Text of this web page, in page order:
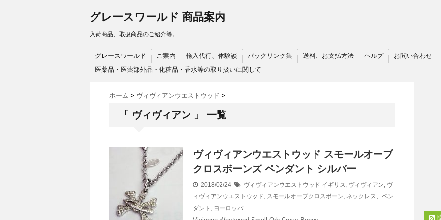
グレースワールド 商品案内
入荷商品、取扱商品のご紹介等。
グレースワールド ご案内 輸入代行、体験談 バックリンク集 送料、お支払方法 ヘルプ
お問い合わせ
医薬品・医薬部外品・化粧品・香水等の取り扱いに関して
ホーム > ヴィヴィアンウエストウッド >
「 ヴィヴィアン 」 一覧
ヴィヴィアンウエストウッド スモールオーブ
クロスボーンズ ペンダント シルバー
2018/02/24 ヴィヴィアンウエストウッド イギリス, ヴィヴィアン, ヴ
ィヴィアンウエストウッド, スモールオーブクロスボーン, ネックレス、ペン
ダント , ヨーロッパ